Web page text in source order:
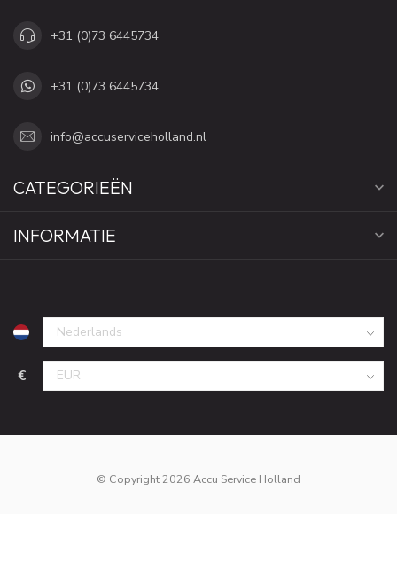
+31 (0)73 6445734
+31 (0)73 6445734
info@accuserviceholland.nl
CATEGORIEËN
INFORMATIE
€
© Copyright 2026 Accu Service Holland